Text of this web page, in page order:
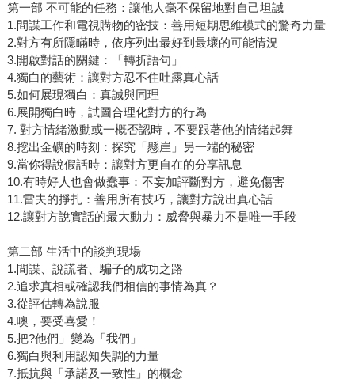
第一部 不可能的任務：讓他人毫不保留地對自己坦誠
1.間諜工作和電視購物的密技：善用短期思維模式的驚奇力量
2.對方有所隱瞞時，依序列出最好到最壞的可能情況
3.開啟對話的關鍵：「轉折語句」
4.獨白的藝術：讓對方忍不住吐露真心話
5.如何展現獨白：真誠與同理
6.展開獨白時，試圖合理化對方的行為
7. 對方情緒激動或一概否認時，不要跟著他的情緒起舞
8.挖出金礦的時刻：探究「懸崖」另一端的秘密
9.當你得說假話時：讓對方更自在的分享訊息
10.有時好人也會做蠢事：不妄加評斷對方，避免傷害
11.雷夫的掙扎：善用所有技巧，讓對方說出真心話
12.讓對方說實話的最大動力：威脅與暴力不是唯一手段
第二部 生活中的談判現場
1.間諜、說謊者、騙子的成功之路
2.追求真相或確認我們相信的事情為真？
3.從評估轉為說服
4.噢，要受喜愛！
5.把?他們」變為「我們」
6.獨白與利用認知失調的力量
7.抵抗與「承諾及一致性」的概念